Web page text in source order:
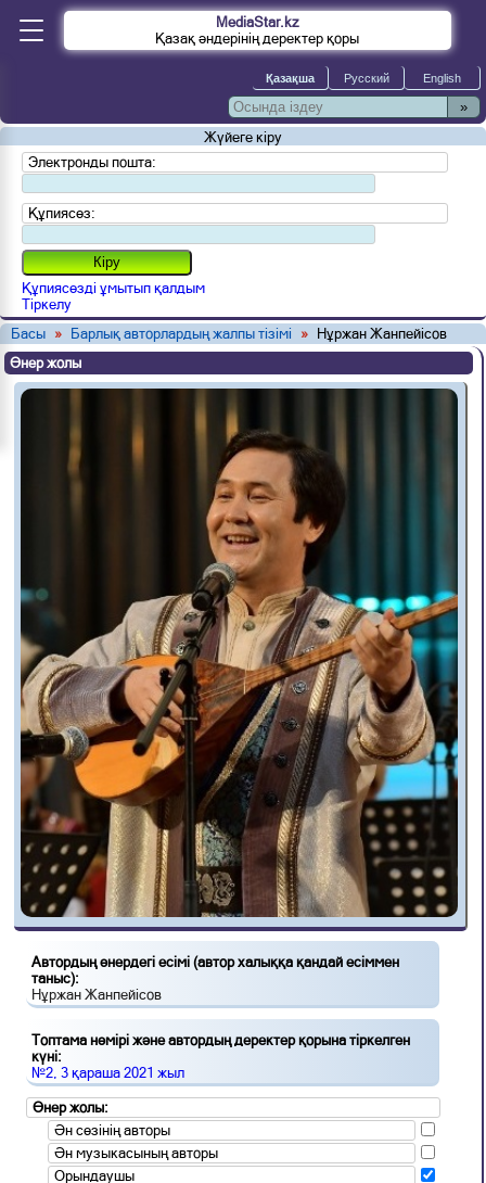
MediaStar.kz
Қазақ әндерінің деректер қоры
»
Жүйеге кіру
Электронды пошта:
Құпиясөз:
Құпиясөзді ұмытып қалдым
Тіркелу
Басы » Барлық авторлардың жалпы тізімі »
Нұржан Жанпейісов
Өнер жолы
Автордың өнердегі есімі (автор халыққа қандай есіммен
таныс):
Нұржан Жанпейісов
Топтама нөмірі және автордың деректер қорына тіркелген
күні:
№2, 3 қараша 2021 жыл
Өнер жолы:
Ән сөзінің авторы
Ән музыкасының авторы
Орындаушы